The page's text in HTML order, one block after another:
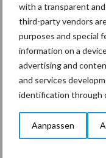
with a transparent
third-party vendors
purposes and special
information on a
advertising and
and services
identification through
Aanpassen